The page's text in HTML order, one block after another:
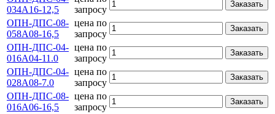
034А16-12,5
запросу
Заказать
ОПН-ДПС-08-
058А08-16,5
цена по
запросу
Заказать
ОПН-ДПС-04-
016А04-11.0
цена по
запросу
Заказать
ОПН-ДПС-04-
028А08-7.0
цена по
запросу
Заказать
ОПН-ДПС-08-
016А06-16,5
цена по
запросу
Заказать